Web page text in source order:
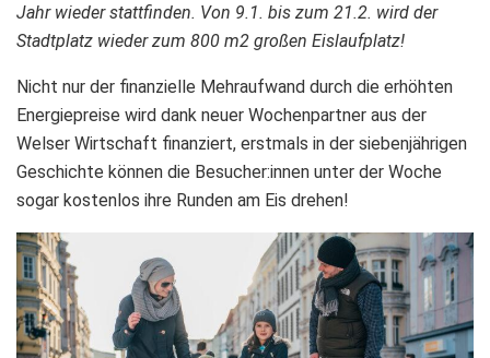
Jahr wieder stattfinden. Von 9.1. bis zum 21.2. wird der
Stadtplatz wieder zum 800 m2 großen Eislaufplatz!
Nicht nur der finanzielle Mehraufwand durch die erhöhten
Energiepreise wird dank neuer Wochenpartner aus der
Welser Wirtschaft finanziert, erstmals in der siebenjährigen
Geschichte können die Besucher:innen unter der Woche
sogar kostenlos ihre Runden am Eis drehen!